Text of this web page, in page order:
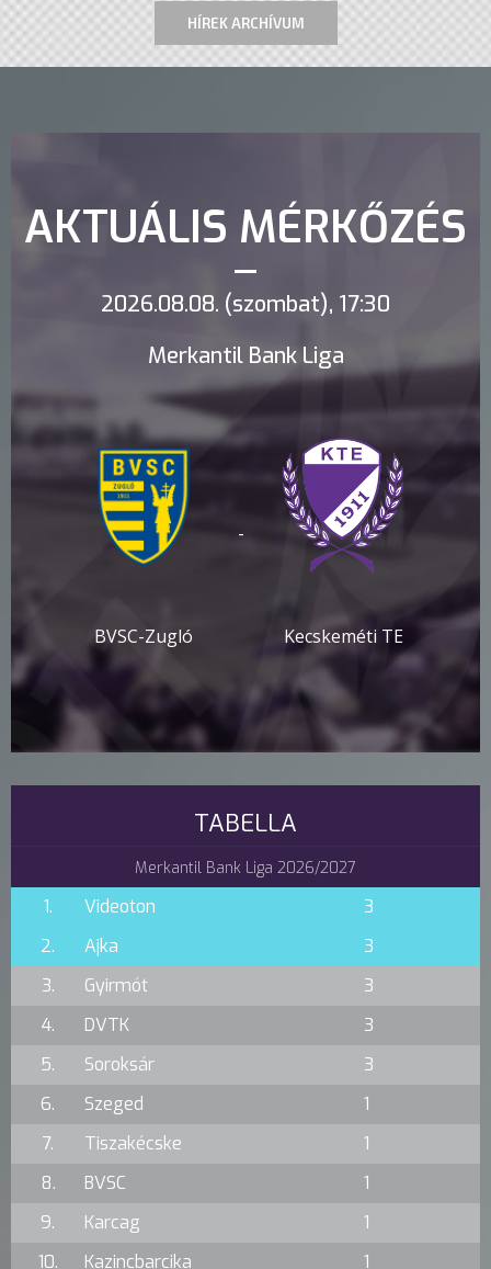
HÍREK ARCHÍVUM
AKTUÁLIS MÉRKŐZÉS
2026.08.08. (szombat), 17:30
Merkantil Bank Liga
BVSC-Zugló
-
Kecskeméti TE
TABELLA
Merkantil Bank Liga 2026/2027
1. Videoton
3
2.
Ajka
3
3.
Gyirmót
3
4.
DVTK
3
5.
Soroksár
3
6.
Szeged
1
7.
Tiszakécske
1
8.
BVSC
1
9.
Karcag
1
10.
Kazincbarcika 1